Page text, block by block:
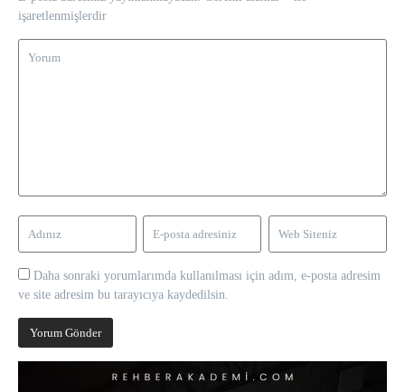
işaretlenmişlerdir
Daha sonraki yorumlarımda kullanılması için adım, e-posta adresim
ve site adresim bu tarayıcıya kaydedilsin.